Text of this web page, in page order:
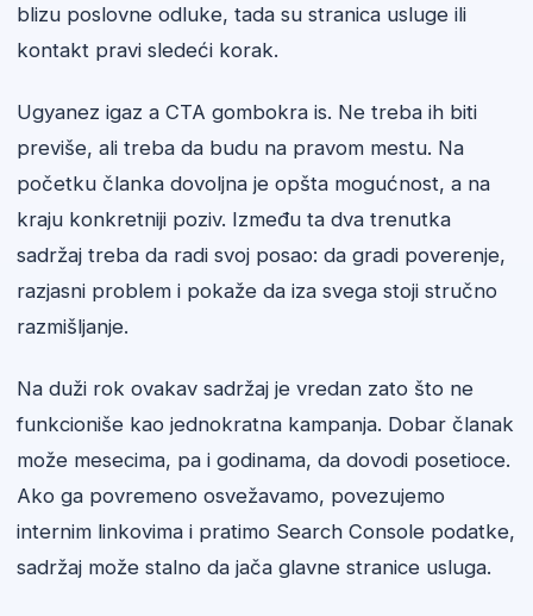
blizu poslovne odluke, tada su stranica usluge ili
kontakt pravi sledeći korak.
Ugyanez igaz a CTA gombokra is. Ne treba ih biti
previše, ali treba da budu na pravom mestu. Na
početku članka dovoljna je opšta mogućnost, a na
kraju konkretniji poziv. Između ta dva trenutka
sadržaj treba da radi svoj posao: da gradi poverenje,
razjasni problem i pokaže da iza svega stoji stručno
razmišljanje.
Na duži rok ovakav sadržaj je vredan zato što ne
funkcioniše kao jednokratna kampanja. Dobar članak
može mesecima, pa i godinama, da dovodi posetioce.
Ako ga povremeno osvežavamo, povezujemo
internim linkovima i pratimo Search Console podatke,
sadržaj može stalno da jača glavne stranice usluga.